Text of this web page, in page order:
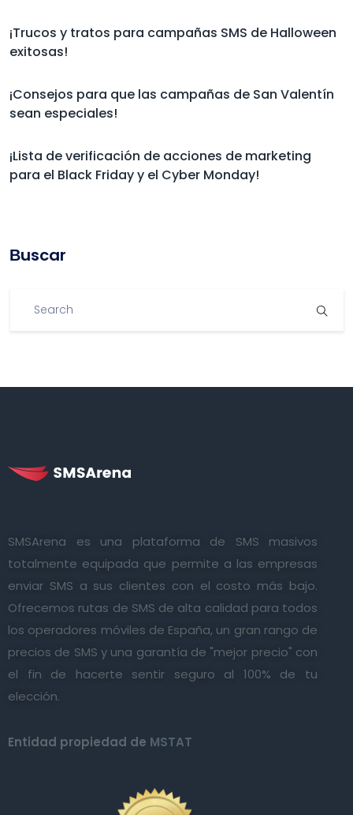
¡Trucos y tratos para campañas SMS de Halloween
exitosas!
¡Consejos para que las campañas de San Valentín
sean especiales!
¡Lista de verificación de acciones de marketing
para el Black Friday y el Cyber Monday!
Βuscar
SMSArena es una plataforma de SMS masivos
totalmente equipada que permite a las empresas
enviar SMS a sus clientes con el costo más bajo.
Ofrecemos rutas de SMS de alta calidad para todos
los operadores móviles de España, un gran rango de
precios de SMS y una garantía de "mejor precio" con
el fin de hacerte sentir seguro al 100% de tu
elección.
Entidad propiedad de MSTAT